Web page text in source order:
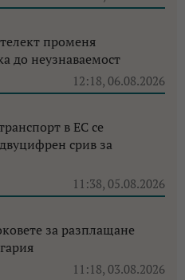
променя
до неузнаваемост
12:18, 06.08.2026
в ЕС се
срив за
11:38, 05.08.2026
за разплащане
11:18, 03.08.2026